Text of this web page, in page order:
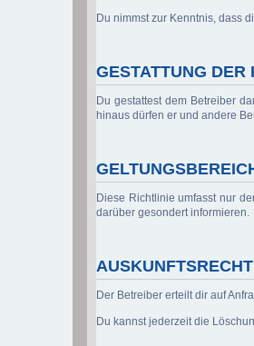
Du nimmst zur Kenntnis, dass
GESTATTUNG
Du gestattest dem Betreiber
hinaus dürfen er und andere
Diese Richtlinie umfasst nur
darüber gesondert informieren.
AUSKUNFTSRECHT
Der Betreiber erteilt dir auf
Du kannst jederzeit die